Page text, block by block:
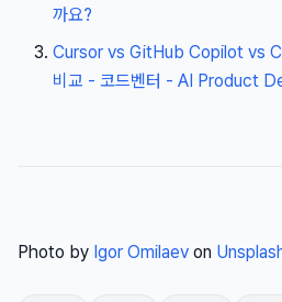
까요?
Cursor vs GitHub Copilot vs
비교 - 코드벤터 - AI Product
Photo by Igor Omilaev on